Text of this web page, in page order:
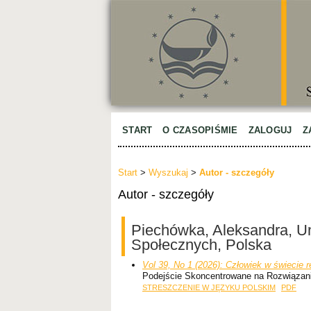
START O CZASOPIŚMIE ZALOGUJ
Start > Wyszukaj > Autor - szczegóły
Autor - szczegóły
Piechówka, Aleksandra,
Społecznych, Polska
Vol 39, No 1 (2026): Człowiek w
Podejście Skoncentrowane na
STRESZCZENIE W JĘZYKU POLSKIM PDF